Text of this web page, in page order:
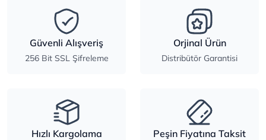
Güvenli Alışveriş
256 Bit SSL Şifreleme
Orjinal Ürün
Distribütör Garantisi
Hızlı Kargolama Peşin Fiyatına Taksit